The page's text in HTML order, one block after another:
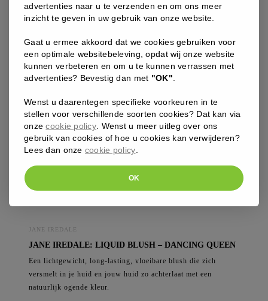
39,00€
Jane
Iredale:
Liquid
Blush
Heartbreaker
aantal
JANE IREDALE
JANE IREDALE: LIQUID BLUSH – DANCING QUEEN
Een lichtgewicht, long-lasting, vloeibare blush die zich
versmelt in je huid en jouw huid zo achterlaat met een
natuurlijk ogende kleur.
advertenties naar u te verzenden en om ons meer
inzicht te geven in uw gebruik van onze website.
Gaat u ermee akkoord dat we cookies gebruiken voor
een optimale websitebeleving, opdat wij onze website
kunnen verbeteren en om u te kunnen verrassen met
advertenties? Bevestig dan met "OK"
Wenst u daarentegen specifieke voorkeuren in te
stellen voor verschillende soorten cookies? Dat kan via
onzecookie policy . Wenst u meer uitleg over ons
gebruik van cookies of hoe u cookies kan verwijderen?
Lees dan onze cookie policy
OK